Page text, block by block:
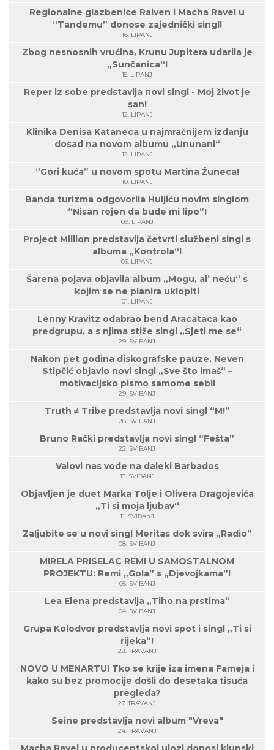
Regionalne glazbenice Raiven i Macha Ravel u
“Tandemu” donose zajednički singl!
16. LIPANJ
Zbog nesnosnih vrućina, Krunu Jupitera udarila je
„Sunčanica“!
15. LIPANJ
Reper iz sobe predstavlja novi singl - Moj život je
san!
12. LIPANJ
Klinika Denisa Kataneca u najmračnijem izdanju
dosad na novom albumu „Ununani“
12. LIPANJ
“Gori kuća” u novom spotu Martina Žuneca!
10. LIPANJ
Banda turizma odgovorila Huljiću novim singlom
“Nisan rojen da bude mi lipo”!
09. LIPANJ
Project Million predstavlja četvrti službeni singl s
albuma „Kontrola“!
03. LIPANJ
Šarena pojava objavila album „Mogu, al’ neću“ s
kojim se ne planira uklopiti
01. LIPANJ
Lenny Kravitz odabrao bend Aracataca kao
predgrupu, a s njima stiže singl „Sjeti me se“
29. SVIBANJ
Nakon pet godina diskografske pauze, Neven
Stipčić objavio novi singl „Sve što imaš“ –
motivacijsko pismo samome sebi!
29. SVIBANJ
Truth ≠ Tribe predstavlja novi singl “M!”
28. SVIBANJ
Bruno Rački predstavlja novi singl “Fešta”
22. SVIBANJ
Valovi nas vode na daleki Barbados
13. SVIBANJ
Objavljen je duet Marka Tolje i Olivera Dragojevića
„Ti si moja ljubav“
11. SVIBANJ
Zaljubite se u novi singl Meritas dok svira „Radio”
08. SVIBANJ
MIRELA PRISELAC REMI U SAMOSTALNOM
PROJEKTU: Remi „Gola” s „Djevojkama”!
05. SVIBANJ
Lea Elena predstavlja „Tiho na prstima“
04. SVIBANJ
Grupa Kolodvor predstavlja novi spot i singl „Ti si
rijeka“!
28. TRAVANJ
NOVO U MENARTU! Tko se krije iza imena Fameja i
kako su bez promocije došli do desetaka tisuća
pregleda?
27. TRAVANJ
Seine predstavlja novi album "Vreva"
24. TRAVANJ